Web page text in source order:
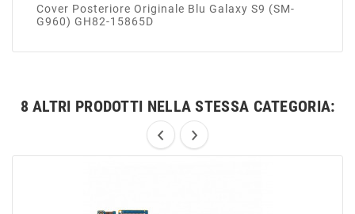
Cover Posteriore Originale Blu Galaxy S9 (SM-
G960) GH82-15865D
8 ALTRI PRODOTTI NELLA STESSA CATEGORIA: